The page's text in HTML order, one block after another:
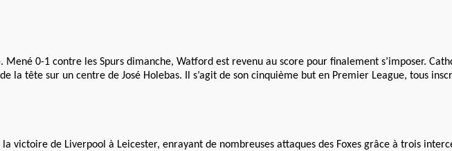
0-1 contre les Spurs dimanche, Watford est revenu au score pour finalement s’imposer.
la tête sur un centre de José Holebas. Il s’agit de son cinquième but en Premier League, tous
victoire de Liverpool à Leicester, enrayant de nombreuses attaques des Foxes grâce à trois